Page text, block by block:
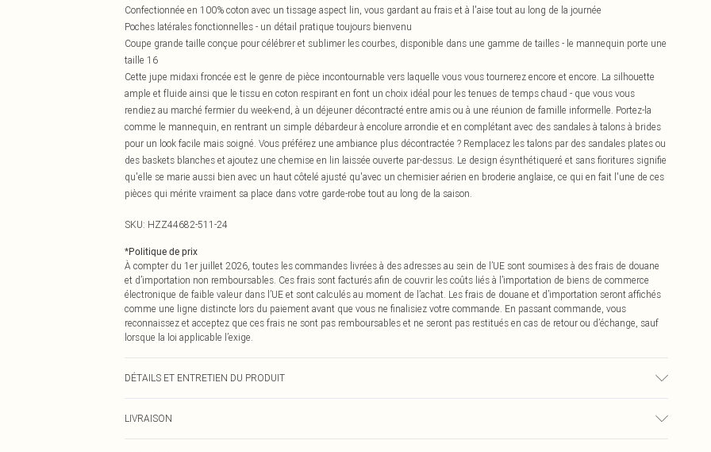
Confectionnée en 100% coton avec un tissage aspect lin, vous gardant au frais et à l'aise tout au long de la journée
Poches latérales fonctionnelles - un détail pratique toujours bienvenu
Coupe grande taille conçue pour célébrer et sublimer les courbes, disponible dans une gamme de tailles - le mannequin porte une
taille 16
Cette jupe midaxi froncée est le genre de pièce incontournable vers laquelle vous vous tournerez encore et encore. La silhouette
ample et fluide ainsi que le tissu en coton respirant en font un choix idéal pour les tenues de temps chaud - que vous vous
rendiez au marché fermier du week-end, à un déjeuner décontracté entre amis ou à une réunion de famille informelle. Portez-la
comme le mannequin, en rentrant un simple débardeur à encolure arrondie et en complétant avec des sandales à talons à brides
pour un look facile mais soigné. Vous préférez une ambiance plus décontractée ? Remplacez les talons par des sandales plates ou
des baskets blanches et ajoutez une chemise en lin laissée ouverte par-dessus. Le design ésynthétiqueré et sans fioritures signifie
qu'elle se marie aussi bien avec un haut côtelé ajusté qu'avec un chemisier aérien en broderie anglaise, ce qui en fait l'une de ces
pièces qui mérite vraiment sa place dans votre garde-robe tout au long de la saison.
SKU: HZZ44682-511-24
*Politique de prix
À compter du 1er juillet 2026, toutes les commandes livrées à des adresses au sein de l’UE sont soumises à des frais de douane
et d’importation non remboursables. Ces frais sont facturés afin de couvrir les coûts liés à l’importation de biens de commerce
électronique de faible valeur dans l’UE et sont calculés au moment de l’achat. Les frais de douane et d’importation seront affichés
comme une ligne distincte lors du paiement avant que vous ne finalisiez votre commande. En passant commande, vous
reconnaissez et acceptez que ces frais ne sont pas remboursables et ne seront pas restitués en cas de retour ou d’échange, sauf
lorsque la loi applicable l’exige.
DÉTAILS ET ENTRETIEN DU PRODUIT
LIVRAISON